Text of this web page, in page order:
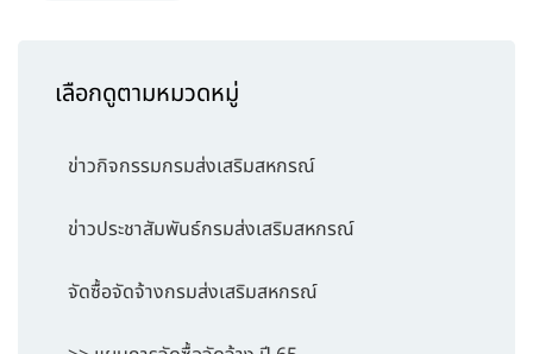
เลือกดูตามหมวดหมู่
ข่าวกิจกรรมกรมส่งเสริมสหกรณ์
ข่าวประชาสัมพันธ์กรมส่งเสริมสหกรณ์
จัดซื้อจัดจ้างกรมส่งเสริมสหกรณ์